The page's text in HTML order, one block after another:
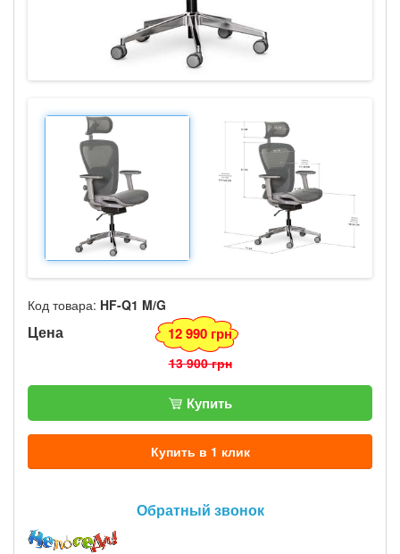
Код товара: HF-Q1 M/G
Цена 12 990 грн
13 900 грн
Купить
Купить в 1 клик
Обратный звонок